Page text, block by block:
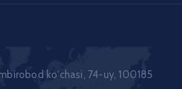
koʼchasi, 74-uy, 100185